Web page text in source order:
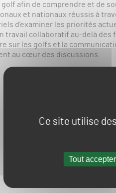
Ce site utilise
Tout accepter
golf afin de comprendre et de
et nationaux réussis à
d’examiner les priorités
travail collaboratif au-delà
sur les golfs et la
au cœur des discussions.